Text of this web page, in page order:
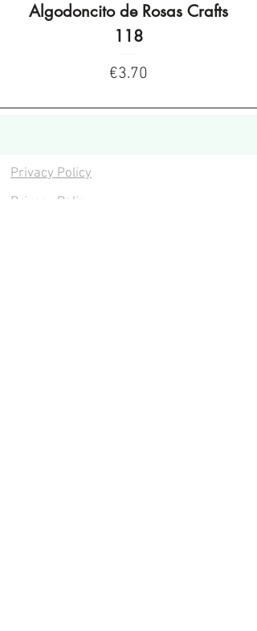
Algodoncito de Rosas Crafts
118
Price
€3.70
Privacy Policy
Privacy Policy